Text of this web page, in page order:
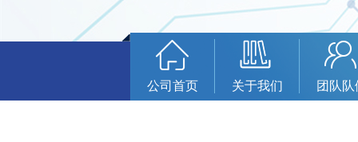
公司首页 关于我们 团队队